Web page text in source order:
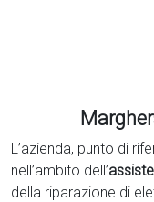
L’azienda, punto di
nell’ambito dell’
della riparazione di